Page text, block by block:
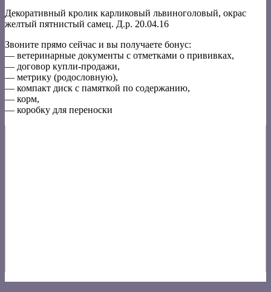
Декоративный кролик карликовый львиноголовый, окрас
желтый пятнистый самец. Д.р. 20.04.16
Звоните прямо сейчас и вы получаете бонус:
— ветеринарные документы с отметками о прививках,
— договор купли-продажи,
— метрику (родословную),
— компакт диск с памяткой по содержанию,
— корм,
— коробку для переноски